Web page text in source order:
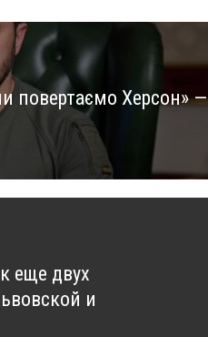
повертаємо Херсон» —
еще двух
и